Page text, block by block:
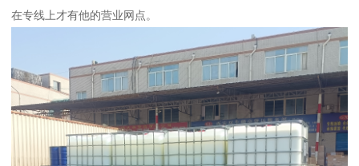
在专线上才有他的营业网点。